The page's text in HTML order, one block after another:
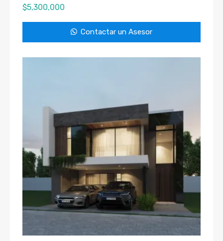
$5,300,000
Contactar un Asesor